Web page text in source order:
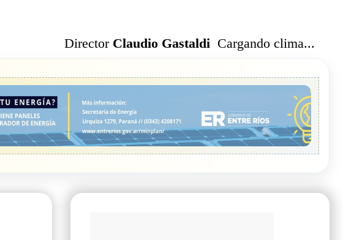
Director Claudio Gastaldi Cargando clima...